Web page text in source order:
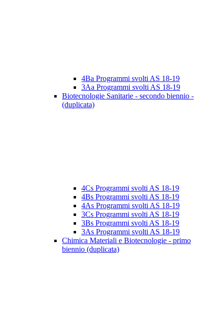
4Ba Programmi svolti AS 18-19
3Aa Programmi svolti AS 18-19
Biotecnologie Sanitarie - secondo biennio -
(duplicata)
4Cs Programmi svolti AS 18-19
4Bs Programmi svolti AS 18-19
4As Programmi svolti AS 18-19
3Cs Programmi svolti AS 18-19
3Bs Programmi svolti AS 18-19
3As Programmi svolti AS 18-19
Chimica Materiali e Biotecnologie - primo
biennio (duplicata)